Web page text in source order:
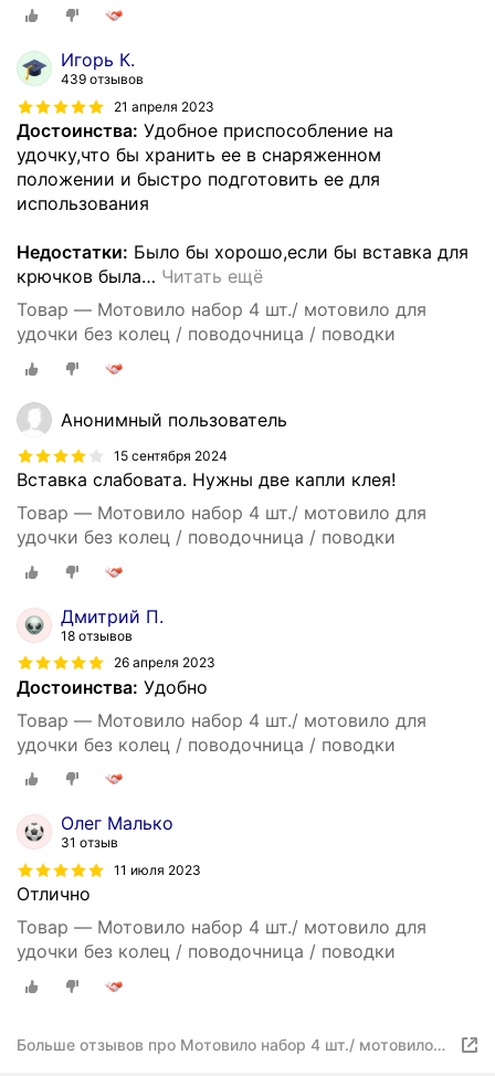
Игорь К.
439 отзывов
21 апреля 2023
Достоинства: Удобное приспособление на
удочку,что бы хранить ее в снаряженном
положении и быстро подготовить ее для
использования
Недостатки: Было бы хорошо,если бы вставка для
крючков была… Читать ещё
Товар — Мотовило набор 4 шт./ мотовило для
удочки без колец / поводочница / поводки
Анонимный пользователь
15 сентября 2024
Вставка слабовата. Нужны две капли клея!
Товар — Мотовило набор 4 шт./ мотовило для
удочки без колец / поводочница / поводки
Дмитрий П.
18 отзывов
26 апреля 2023
Достоинства: Удобно
Товар — Мотовило набор 4 шт./ мотовило для
удочки без колец / поводочница / поводки
Олег Малько
31 отзыв
11 июля 2023
Отлично
Товар — Мотовило набор 4 шт./ мотовило для
удочки без колец / поводочница / поводки
Больше отзывов про Мотовило набор 4 шт./ мотовило